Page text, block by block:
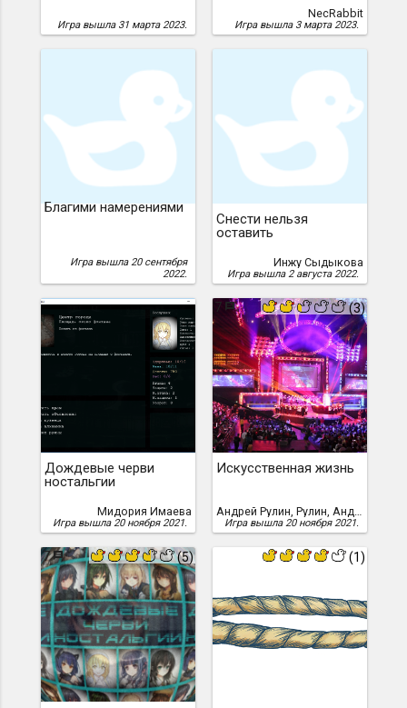
Игра вышла 31 марта 2023.
NecRabbit
Игра вышла 3 марта 2023.
Благими намерениями
Игра вышла 20 сентября
2022.
Снести нельзя
оставить
Инжу Сыдыкова
Игра вышла 2 августа 2022.
Дождевые черви
ностальгии
Мидория Имаева
Игра вышла 20 ноября 2021.
7 (3)
Искусственная жизнь
Андрей Рулин, Рулин, Андрей
Игра вышла 20 ноября 2021.
7 (5) (1)